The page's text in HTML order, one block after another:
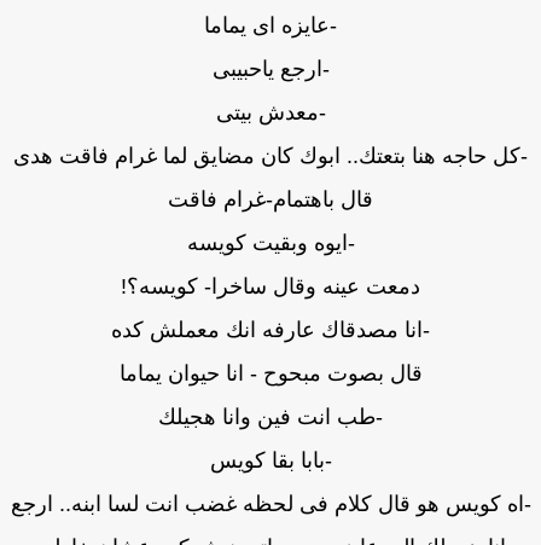
-عايزه اى يماما
-ارجع ياحبيبى
-معدش بيتى
حاجه هنا بتعتك.. ابوك كان مضايق لما غرام فاقت هدى
قال باهتمام-غرام فاقت
-ايوه وبقيت كويسه
دمعت عينه وقال ساخرا- كويسه؟!
-انا مصدقاك عارفه انك معملش كده
قال بصوت مبحوح - انا حيوان يماما
-طب انت فين وانا هجيلك
-بابا بقا كويس
كويس هو قال كلام فى لحظه غضب انت لسا ابنه.. ارجع